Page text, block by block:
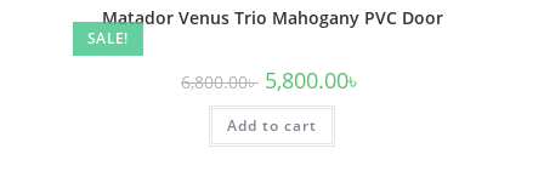
SALE!
Matador Venus Trio Mahogany PVC Door
6,800.00৳ Original
price
was:
6,800.00৳ .
5,800.00৳
Add to cart